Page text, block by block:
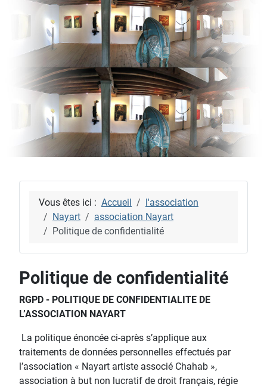
Vous êtes ici : Accueil
l'association
Nayart
association Nayart
Politique de confidentialité
Politique de confidentialité
RGPD - POLITIQUE DE CONFIDENTIALITE DE
L’ASSOCIATION NAYART
La politique énoncée ci-après s’applique aux
traitements de données personnelles effectués par
l’association « Nayart artiste associé Chahab »,
association à but non lucratif de droit français, régie